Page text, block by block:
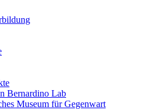
Bernardino Lab
Museum für Gegenwart